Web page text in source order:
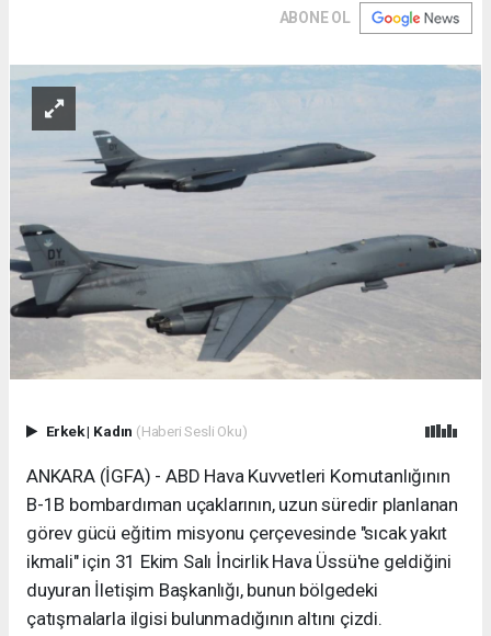
ABONE OL
Erkek| Kadın (Haberi Sesli Oku)
ANKARA (İGFA) - ABD Hava Kuvvetleri Komutanlığının
B-1B bombardıman uçaklarının, uzun süredir planlanan
görev gücü eğitim misyonu çerçevesinde "sıcak yakıt
ikmali" için 31 Ekim Salı İncirlik Hava Üssü'ne geldiğini
duyuran İletişim Başkanlığı, bunun bölgedeki
çatışmalarla ilgisi bulunmadığının altını çizdi.